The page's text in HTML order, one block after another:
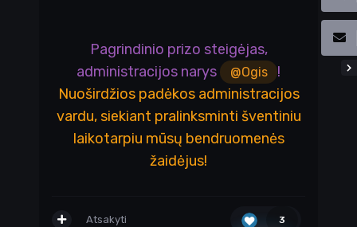
Pagrindinio prizo steigėjas,
administracijos narys
@Ogis
!
Nuoširdžios padėkos administracijos
vardu, siekiant pralinksminti šventiniu
laikotarpiu mūsų bendruomenės
žaidėjus!
3
Atsakyti